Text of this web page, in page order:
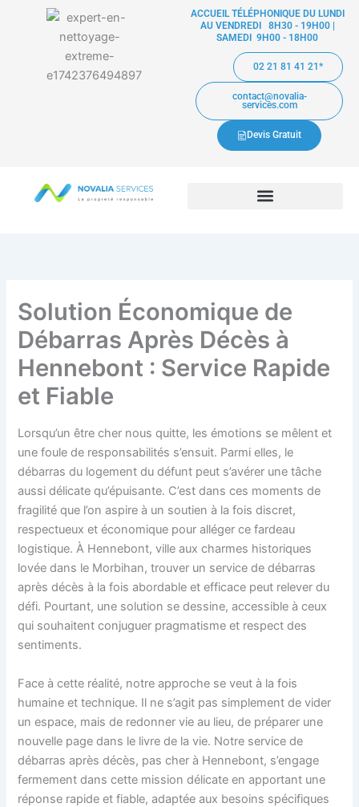
ACCUEIL TÉLÉPHONIQUE DU LUNDI
AU VENDREDI 8H30 - 19H00 |
SAMEDI 9H00 - 18H00
02 21 81 41 21*
contact@novalia-
services.com
Devis Gratuit
Solution Économique de
Débarras Après Décès à
Hennebont : Service Rapide
et Fiable
Lorsqu’un être cher nous quitte, les émotions se mêlent et
une foule de responsabilités s’ensuit. Parmi elles, le
débarras du logement du défunt peut s’avérer une tâche
aussi délicate qu’épuisante. C’est dans ces moments de
fragilité que l’on aspire à un soutien à la fois discret,
respectueux et économique pour alléger ce fardeau
logistique. À Hennebont, ville aux charmes historiques
lovée dans le Morbihan, trouver un service de débarras
après décès à la fois abordable et efficace peut relever du
défi. Pourtant, une solution se dessine, accessible à ceux
qui souhaitent conjuguer pragmatisme et respect des
sentiments.
Face à cette réalité, notre approche se veut à la fois
humaine et technique. Il ne s’agit pas simplement de vider
un espace, mais de redonner vie au lieu, de préparer une
nouvelle page dans le livre de la vie. Notre service de
débarras après décès, pas cher à Hennebont, s’engage
fermement dans cette mission délicate en apportant une
réponse rapide et fiable, adaptée aux besoins spécifiques